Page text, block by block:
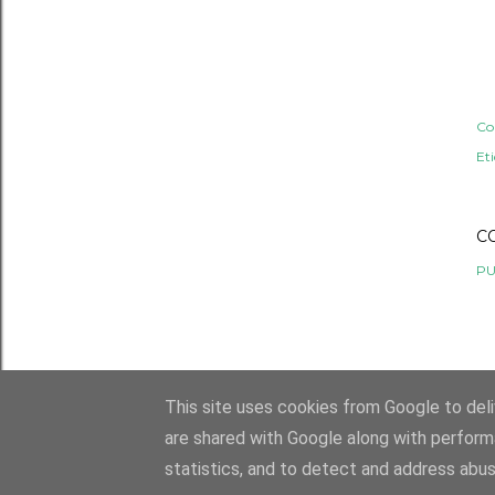
This site uses cookies from Google to
are shared with Google along with
statistics, and to detect and address